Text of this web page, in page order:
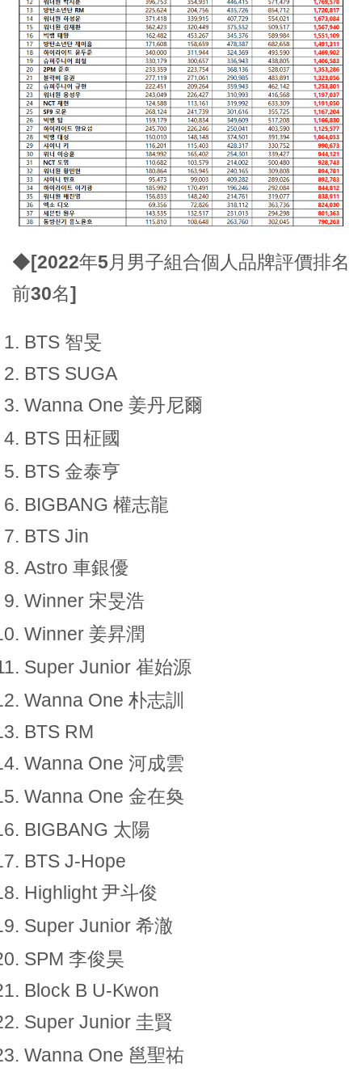
◆[2022年5月男子組合個人品牌評價排名
前30名]
BTS 智旻
BTS SUGA
Wanna One 姜丹尼爾
BTS 田柾國
BTS 金泰亨
BIGBANG 權志龍
BTS Jin
Astro 車銀優
Winner 宋旻浩
Winner 姜昇潤
Super Junior 崔始源
Wanna One 朴志訓
BTS RM
Wanna One 河成雲
Wanna One 金在奐
BIGBANG 太陽
BTS J-Hope
Highlight 尹斗俊
Super Junior 希澈
SPM 李俊昊
Block B U-Kwon
Super Junior 圭賢
Wanna One 邕聖祐